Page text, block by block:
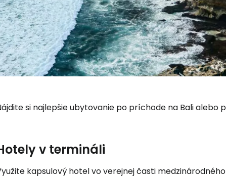
si najlepšie ubytovanie po príchode na Bali alebo
v termináli
kapsulový hotel vo verejnej časti